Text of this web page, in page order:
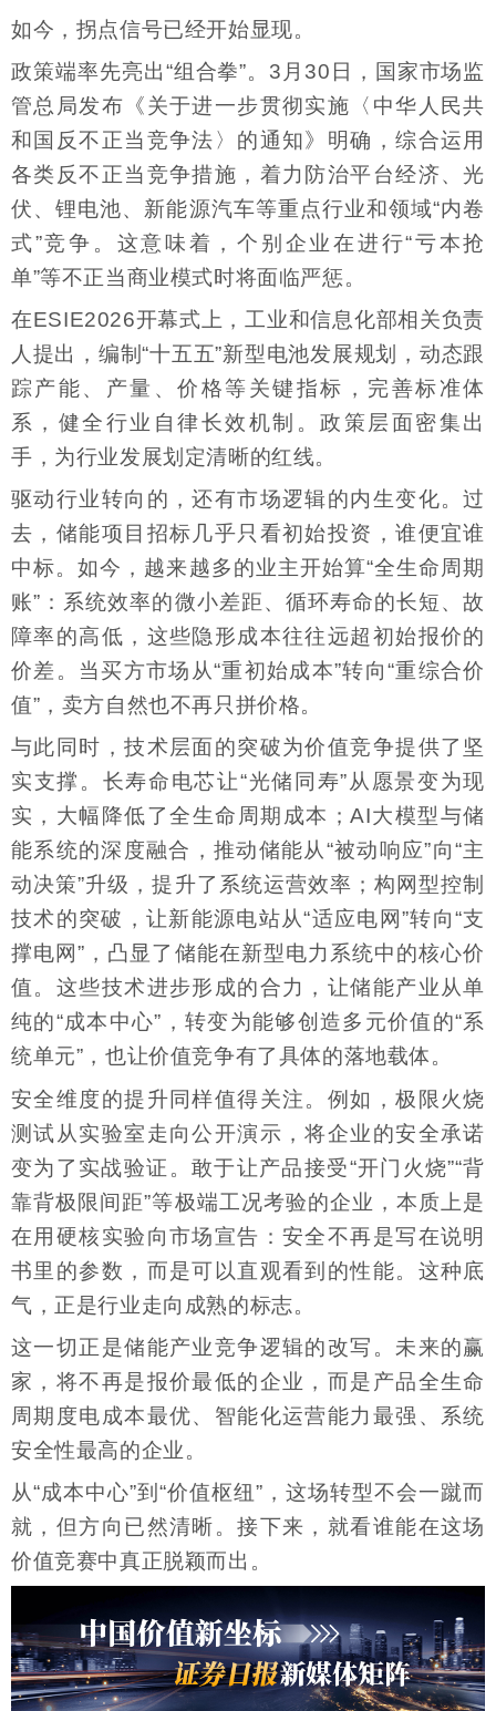
如今，拐点信号已经开始显现。
政策端率先亮出“组合拳”。3月30日，国家市场监
管总局发布《关于进一步贯彻实施〈中华人民共
和国反不正当竞争法〉的通知》明确，综合运用
各类反不正当竞争措施，着力防治平台经济、光
伏、锂电池、新能源汽车等重点行业和领域“内卷
式”竞争。这意味着，个别企业在进行“亏本抢
单”等不正当商业模式时将面临严惩。
在ESIE2026开幕式上，工业和信息化部相关负责
人提出，编制“十五五”新型电池发展规划，动态跟
踪产能、产量、价格等关键指标，完善标准体
系，健全行业自律长效机制。政策层面密集出
手，为行业发展划定清晰的红线。
驱动行业转向的，还有市场逻辑的内生变化。过
去，储能项目招标几乎只看初始投资，谁便宜谁
中标。如今，越来越多的业主开始算“全生命周期
账”：系统效率的微小差距、循环寿命的长短、故
障率的高低，这些隐形成本往往远超初始报价的
价差。当买方市场从“重初始成本”转向“重综合价
值”，卖方自然也不再只拼价格。
与此同时，技术层面的突破为价值竞争提供了坚
实支撑。长寿命电芯让“光储同寿”从愿景变为现
实，大幅降低了全生命周期成本；AI大模型与储
能系统的深度融合，推动储能从“被动响应”向“主
动决策”升级，提升了系统运营效率；构网型控制
技术的突破，让新能源电站从“适应电网”转向“支
撑电网”，凸显了储能在新型电力系统中的核心价
值。这些技术进步形成的合力，让储能产业从单
纯的“成本中心”，转变为能够创造多元价值的“系
统单元”，也让价值竞争有了具体的落地载体。
安全维度的提升同样值得关注。例如，极限火烧
测试从实验室走向公开演示，将企业的安全承诺
变为了实战验证。敢于让产品接受“开门火烧”“背
靠背极限间距”等极端工况考验的企业，本质上是
在用硬核实验向市场宣告：安全不再是写在说明
书里的参数，而是可以直观看到的性能。这种底
气，正是行业走向成熟的标志。
这一切正是储能产业竞争逻辑的改写。未来的赢
家，将不再是报价最低的企业，而是产品全生命
周期度电成本最优、智能化运营能力最强、系统
安全性最高的企业。
从“成本中心”到“价值枢纽”，这场转型不会一蹴而
就，但方向已然清晰。接下来，就看谁能在这场
价值竞赛中真正脱颖而出。